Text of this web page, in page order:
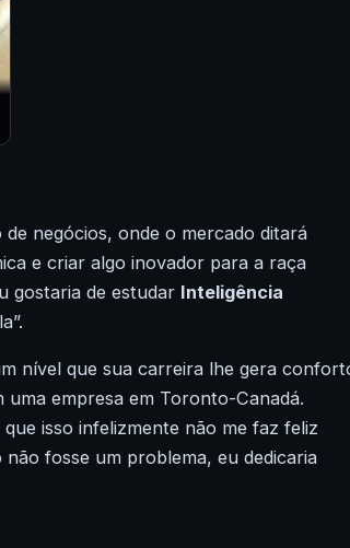
negócios, onde o mercado ditará
e criar algo inovador para a raça
gostaria de estudar Inteligência
nível que sua carreira lhe gera
uma empresa em Toronto-Canadá.
isso infelizmente não me faz feliz
fosse um problema, eu dedicaria